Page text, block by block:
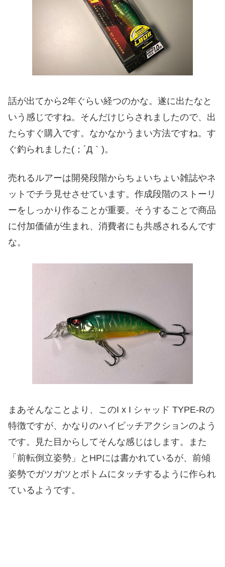
話が出てから2年ぐらい経つのかな。遂に出たなと
いう感じですね。そんだけじらされましたので、出
たらすぐ購入です。なかなかうまい方法ですね。す
ぐ釣られました(；´Д｀)。
売れるルアーは開発段階からちょいちょい雑誌やネ
ットでチラ見せさせています。作成段階のストーリ
ーをしっかり作ることが重要。そうすることで商品
に付加価値が生まれ、消費者にも共感されるんです
な。
まあそんなことより、このI x I シャッド TYPE-Rの
特徴ですが、かなりのハイピッチアクションのよう
です。見た目からしてそんな感じはします。また
「前転倒立姿勢」とHPには書かれているが、前傾
姿勢でガツガツとボトムにタッチするように作られ
ているようです。